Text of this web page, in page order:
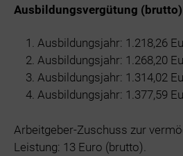
Ausbildungsvergütung (brutto)
Ausbildungsjahr: 1.218,26
Ausbildungsjahr: 1.268,20
Ausbildungsjahr: 1.314,02
Ausbildungsjahr: 1.377,59
Arbeitgeber-Zuschuss zur
Leistung: 13 Euro (brutto).